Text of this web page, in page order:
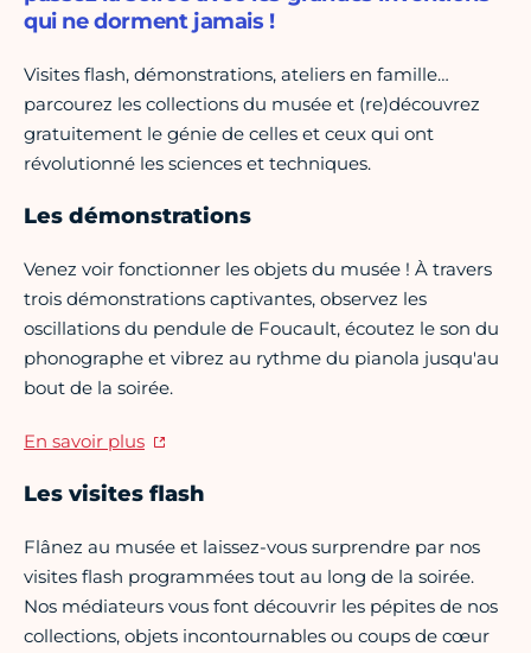
qui ne dorment jamais !
Visites flash, démonstrations, ateliers en famille…
parcourez les collections du musée et (re)découvrez
gratuitement le génie de celles et ceux qui ont
révolutionné les sciences et techniques.
Les démonstrations
Venez voir fonctionner les objets du musée ! À travers
trois démonstrations captivantes, observez les
oscillations du pendule de Foucault, écoutez le son du
phonographe et vibrez au rythme du pianola jusqu'au
bout de la soirée.
En savoir plus
Les visites flash
Flânez au musée et laissez-vous surprendre par nos
visites flash programmées tout au long de la soirée.
Nos médiateurs vous font découvrir les pépites de nos
collections, objets incontournables ou coups de cœur